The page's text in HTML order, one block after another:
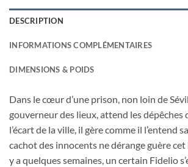
DESCRIPTION
INFORMATIONS COMPLÉMENTAIRES
DIMENSIONS & POIDS
Dans le cœur d’une prison, non loin de
gouverneur des lieux, attend les dépêches
l’écart de la ville, il gère comme il l’entend
cachot des innocents ne dérange guère
y a quelques semaines, un certain Fidelio